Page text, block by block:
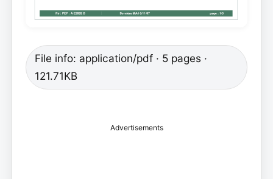
File info: application/pdf · 5 pages ·
121.71KB
Advertisements